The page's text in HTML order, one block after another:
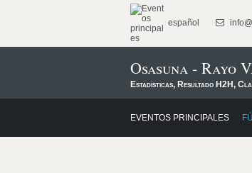
español
Osasuna - Rayo
Estadísticas, Resultado H2H,
EVENTOS PRINCIPALES